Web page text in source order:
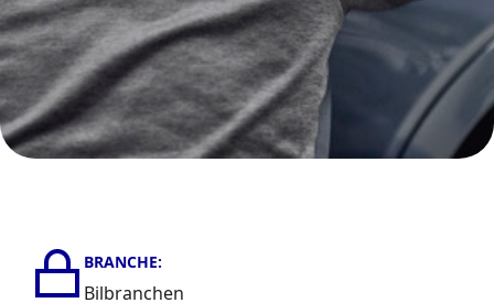
BRANCHE:
Bilbranchen